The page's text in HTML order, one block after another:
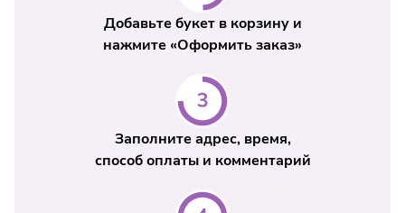
Добавьте букет в корзину и
нажмите «Оформить заказ»
Заполните адрес, время,
способ оплаты и комментарий